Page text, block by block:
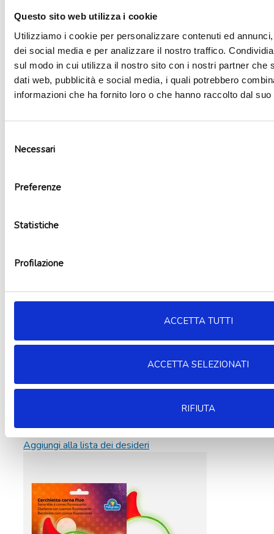
Questo sito web utilizza i cookie
Utilizziamo i cookie per personalizzare contenuti ed
dei social media e per analizzare il nostro traffico.
sul modo in cui utilizza il nostro sito con i nostri partner che
dati web, pubblicità e social media, i quali potrebbero
informazioni che ha fornito loro o che hanno raccolto dal
delNecessari
Preferenze
Statistiche
Profilazione
ACCETTA TUTTI
ACCETTA SELEZIONATI
RIFIUTA
1,99€
Aggiungi alla lista dei desideri